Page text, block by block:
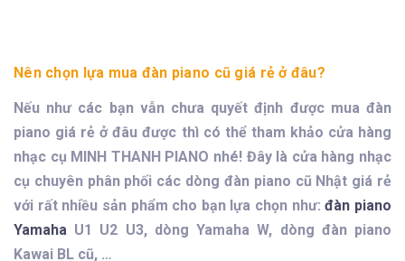
Nên chọn lựa mua đàn piano cũ giá rẻ ở đâu?
Nếu như các bạn vẫn chưa quyết định được mua đàn
piano giá rẻ ở đâu được thì có thể tham khảo cửa hàng
nhạc cụ MINH THANH PIANO nhé! Đây là cửa hàng nhạc
cụ chuyên phân phối các dòng đàn piano cũ Nhật giá rẻ
với rất nhiều sản phẩm cho bạn lựa chọn như:đàn piano
Yamaha U1 U2 U3, dòng Yamaha W, dòng đàn piano
Kawai BL cũ, …